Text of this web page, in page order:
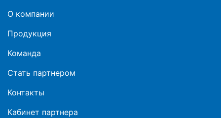
О компании
Продукция
Команда
Стать партнером
Контакты
Кабинет партнера